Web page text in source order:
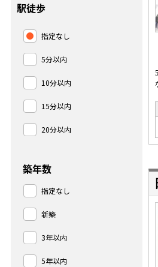
駅徒歩
指定なし
5分以内
10分以内
15分以内
20分以内
築年数
指定なし
新築
3年以内
5年以内